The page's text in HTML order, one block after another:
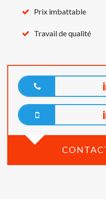
Prix imbattable
Travail de qualité